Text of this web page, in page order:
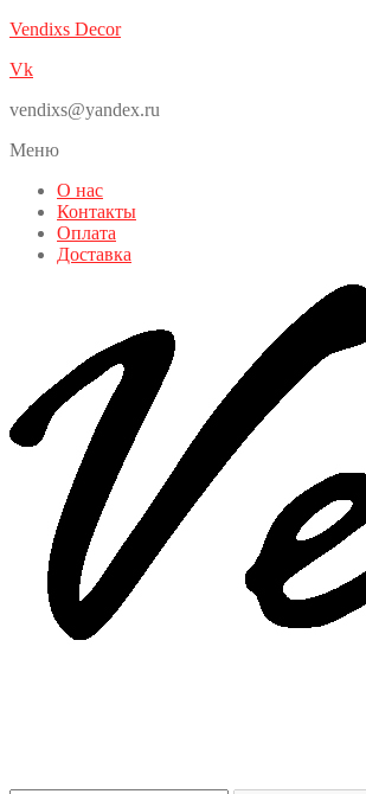
Vendixs Decor
Vk
vendixs@yandex.ru
Меню
О нас
Контакты
Оплата
Доставка